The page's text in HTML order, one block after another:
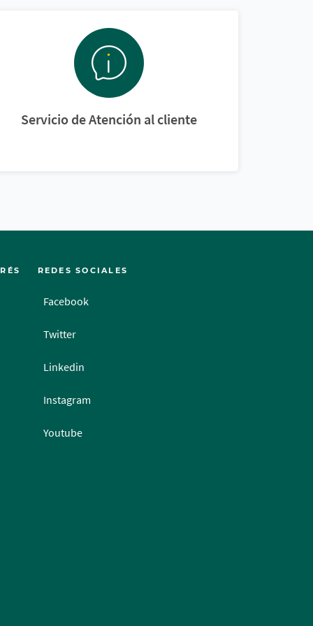
Servicio de Atención al cliente
REDES SOCIALES
Facebook
Twitter
Linkedin
Instagram
Youtube